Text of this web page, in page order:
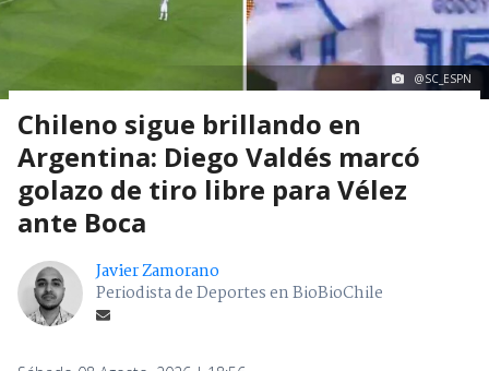
@SC_ESPN
Chileno sigue brillando en
Argentina: Diego Valdés marcó
golazo de tiro libre para Vélez
ante Boca
Javier Zamorano
Periodista de Deportes en BioBioChile